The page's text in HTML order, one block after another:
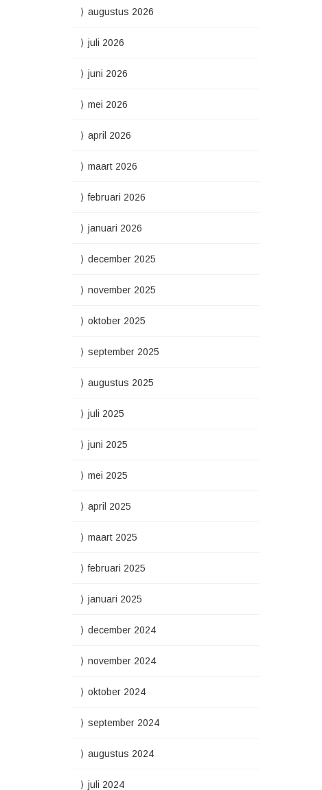
augustus 2026
juli 2026
juni 2026
mei 2026
april 2026
maart 2026
februari 2026
januari 2026
december 2025
november 2025
oktober 2025
september 2025
augustus 2025
juli 2025
juni 2025
mei 2025
april 2025
maart 2025
februari 2025
januari 2025
december 2024
november 2024
oktober 2024
september 2024
augustus 2024
juli 2024